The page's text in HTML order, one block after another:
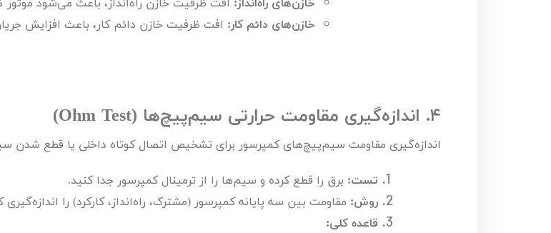
خازن‌های راه‌انداز: افت ظرفیت خازن راه‌انداز، باعث می‌شود موتور
خازن‌های دائم کار: افت ظرفیت خازن دائم کار، باعث افزایش
۴. اندازه‌گیری مقاومت حرارتی سیم‌پیچ‌ها (Ohm Test
)
اندازه‌گیری مقاومت سیم‌پیچ‌های کمپرسور برای تشخیص اتصال کوتاه داخلی یا قطع شدن
تست: برق را قطع کرده و سیم‌ها را از ترمینال کمپرسور جدا کنید.
روش: مقاومت بین سه پایانه کمپرسور (مشترک، راه‌انداز، کارکرد) را اندازه‌گیری
قاعده کلی: